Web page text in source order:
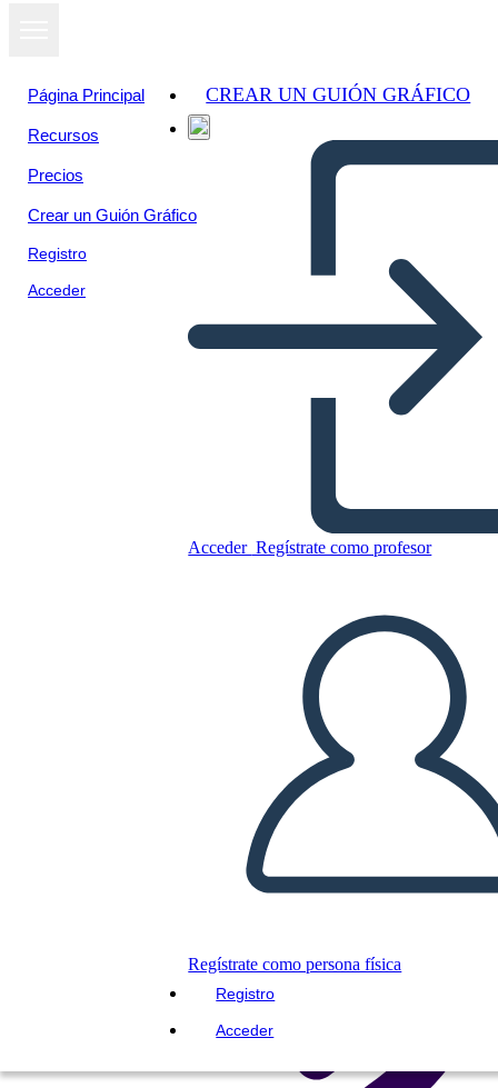
Página Principal
Recursos
Precios
Crear un Guión Gráfico
Registro
Acceder
CREAR UN GUIÓN GRÁFICO
Acceder Regístrate como profesor
Regístrate como persona física
Registro
Acceder
Copie este guión gráfico
JUEGO DE DIAPOSITIVAS
LEERME